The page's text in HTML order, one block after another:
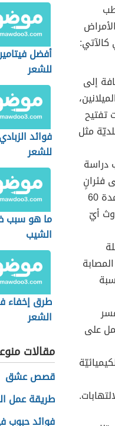
كالآتي:
إلى
تفتيح
مثل
دراسة
التي أُجريت عام 2007 على فئرانٍ
بدينةٍ أعطيت جرعاتٍ يوميّةٍ من مستخلّص نبات السّعد لمدة 60
أيّ
مجلة
على
أفضل
للشعر
فوائد الزبادي
للشعر
ما هو سبب
الشيب
طرق إخفاء
الشعر
مقالات
قصص عشق
طريقة عمل
فوائد حبوب